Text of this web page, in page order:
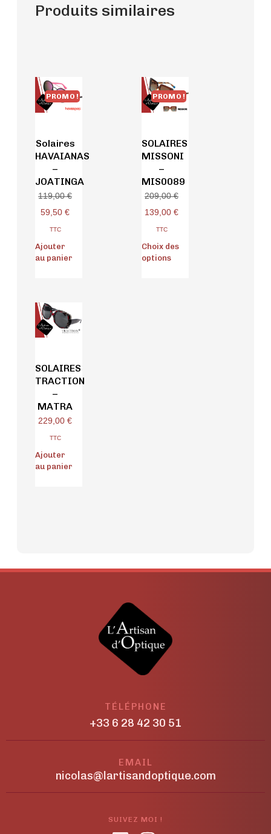
Produits similaires
PROMO !
Solaires
HAVAIANAS
–
JOATINGA
119,00€
59,50 €
TTC
Ajouter
au panier
PROMO !
SOLAIRES
MISSONI
–
MIS0089
209,00€
139,00 €
TTC
Choix des
options
SOLAIRES
TRACTION
–
MATRA
229,00 €
TTC
Ajouter
au panier
TÉLÉPHONE
+33 6 28 42 30 51
EMAIL
nicolas@lartisandoptique.com
SUIVEZ MOI !